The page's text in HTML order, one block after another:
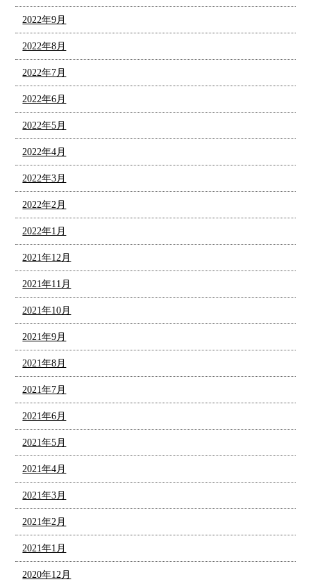
2022年9月
2022年8月
2022年7月
2022年6月
2022年5月
2022年4月
2022年3月
2022年2月
2022年1月
2021年12月
2021年11月
2021年10月
2021年9月
2021年8月
2021年7月
2021年6月
2021年5月
2021年4月
2021年3月
2021年2月
2021年1月
2020年12月